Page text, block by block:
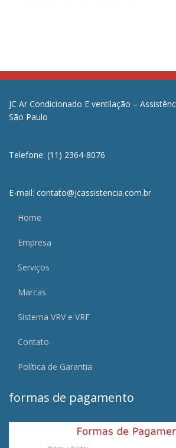
JC Ar Condicionado E ventilação –
São Paulo
Telefone: (11) 2364-8076
E-mail: contato@jcassistencia.com.br
Home
Empresa
Serviços
Marcas
Sistema VRV e VRF
Contato
Política de Garantia
formas de pagamento